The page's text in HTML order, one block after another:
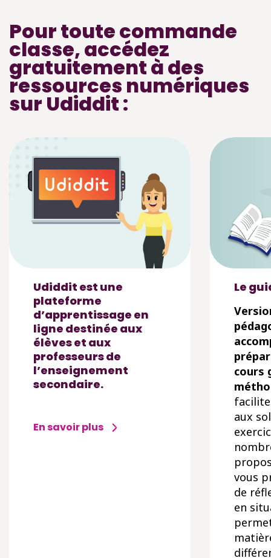
Pour toute commande
classe, accédez
gratuitement à des
ressources numériques
sur Udiddit :
Udiddit est une
plateforme
d’apprentissage en
ligne destinée aux
élèves et aux
professeurs de
l’enseignement
secondaire.
En savoir plus
Le
cours
aux
vous
de
en